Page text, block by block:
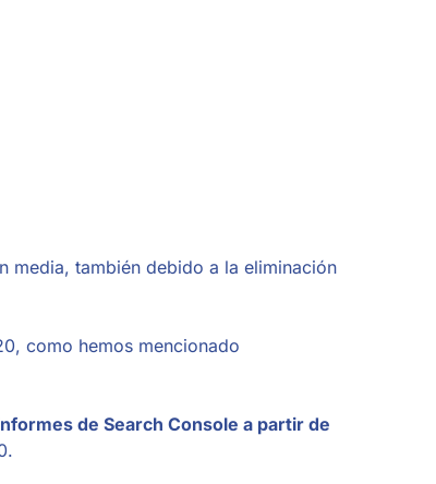
media, también debido a la eliminación
como hemos mencionado
de Search Console a partir de